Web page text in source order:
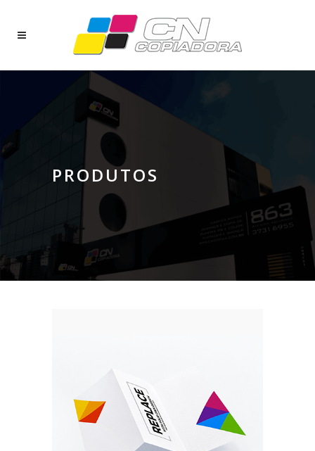
PRODUTOS